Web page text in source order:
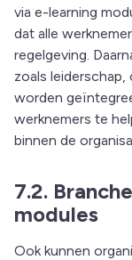
via e-learning
dat alle
regelgeving.
zoals
worden
werknemers te
binnen de
7.2.
modules
Ook kunnen